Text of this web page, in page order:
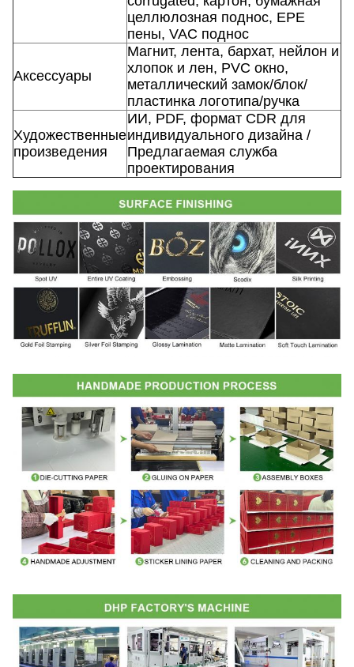
целлюлозная поднос, EPE
пены, VAC поднос
Аксессуары
Магнит, лента, бархат, нейлон и
хлопок и лен, PVC окно,
металлический замок/блок/
пластинка логотипа/ручка
Художественные
произведения
ИИ, PDF, формат CDR для
индивидуального дизайна /
Предлагаемая служба
проектирования